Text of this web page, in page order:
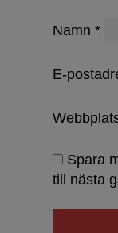
Namn *
E-
Spara
till nästa